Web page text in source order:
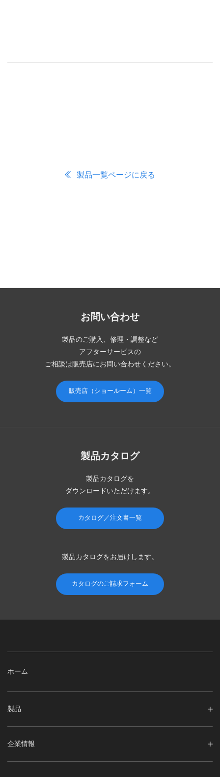
製品一覧ページに戻る
お問い合わせ
製品のご購入、修理・調整など
アフターサービスの
ご相談は販売店にお問い合わせください。
販売店（ショールーム）一覧
製品カタログ
製品カタログを
ダウンロードいただけます。
カタログ／注文書一覧
製品カタログをお届けします。
カタログのご請求フォーム
ホーム
製品
企業情報